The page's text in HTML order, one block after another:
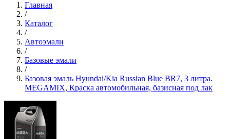
Главная
/
Каталог
/
Автоэмали
/
Базовые эмали
/
Базовая эмаль Hyundai/Kia Russian Blue BR7, 3 литра.
MEGAMIX, Краска автомобильная, базисная под лак